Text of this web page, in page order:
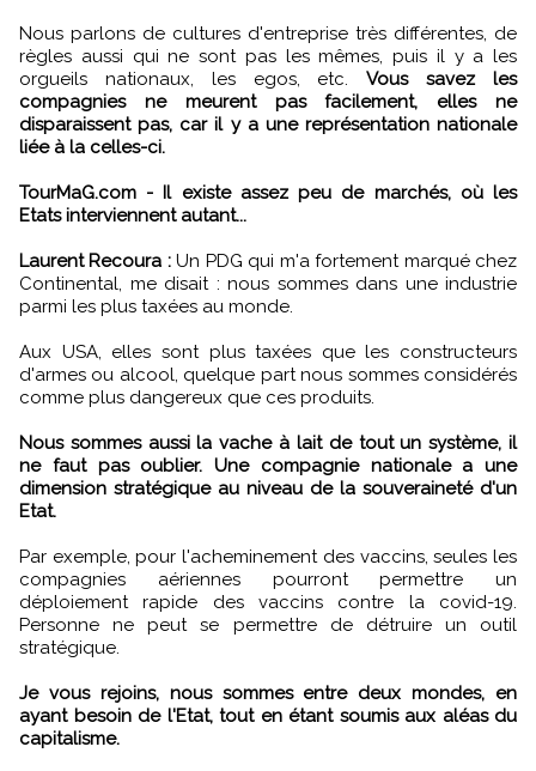
Nous parlons de cultures d'entreprise très différentes, de
règles aussi qui ne sont pas les mêmes, puis il y a les
orgueils nationaux, les egos, etc.Vous savez les
compagnies ne meurent pas facilement, elles ne
disparaissent pas, car il y a une représentation nationale
liée à la celles-ci.
TourMaG.com - Il existe assez peu de marchés, où les
Etats interviennent autant...
Laurent Recoura :Un PDG qui m'a fortement marqué chez
Continental, me disait : nous sommes dans une industrie
parmi les plus taxées au monde.
Aux USA, elles sont plus taxées que les constructeurs
d'armes ou alcool, quelque part nous sommes considérés
comme plus dangereux que ces produits.
Nous sommes aussi la vache à lait de tout un système, il
ne faut pas oublier. Une compagnie nationale a une
dimension stratégique au niveau de la souveraineté d'un
Etat.
Par exemple, pour l'acheminement des vaccins, seules les
compagnies aériennes pourront permettre un
déploiement rapide des vaccins contre la covid-19.
Personne ne peut se permettre de détruire un outil
stratégique.
Je vous rejoins, nous sommes entre deux mondes, en
ayant besoin de l'Etat, tout en étant soumis aux aléas du
capitalisme.